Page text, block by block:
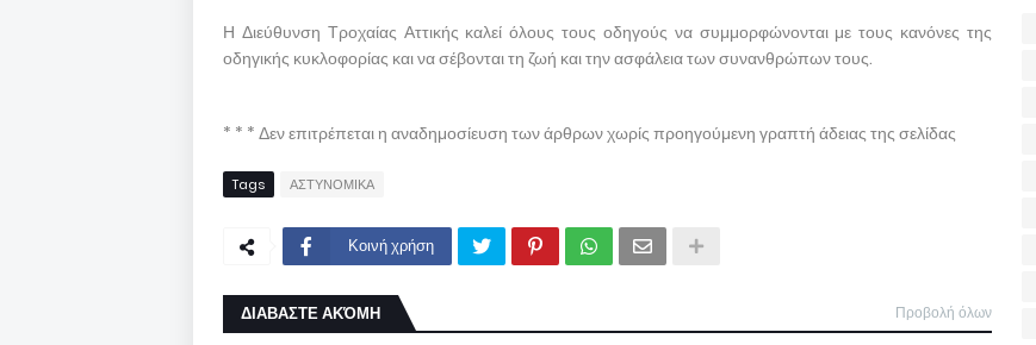
Η Διεύθυνση Τροχαίας Αττικής καλεί όλους τους οδηγούς να συμμορφώνονται με τους κανόνες της
οδηγικής κυκλοφορίας και να σέβονται τη ζωή και την ασφάλεια των συνανθρώπων τους.
* * * Δεν επιτρέπεται η αναδημοσίευση των άρθρων χωρίς προηγούμενη γραπτή άδειας της σελίδας
Tags ΑΣΤΥΝΟΜΙΚΑ
Κοινή χρήση
ΔΙΑΒΑΣΤΕ ΑΚΌΜΗ Προβολή όλων